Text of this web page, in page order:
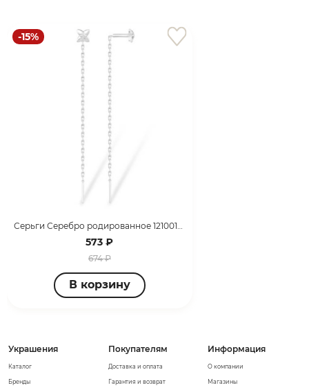
-15%
573 ₽
674 ₽
В корзину
Информация
О компании
Магазины
Украшения
Каталог
Бренды
Покупателям
Доставка и оплата
Гарантия и возврат